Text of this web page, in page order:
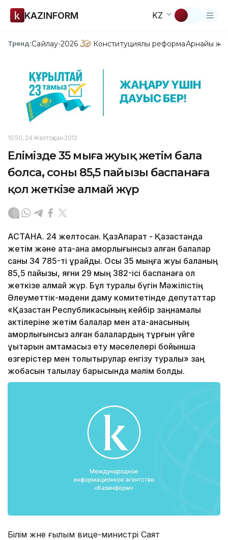
KAZINFORM KZ
Тренд:Сайлау-2026 Конституциялық реформаАрнайы
15:50, 24 Желтоқсан 2012
Елімізде 35 мыңға жуық жетім бала
болса, соның 85,5 пайызы баспанаға
қол жеткізе алмай жүр
АСТАНА. 24 желтоқсан. ҚазАқпарат - Қазақстанда
жетім және ата-ана қамқорлығынсыз қалған балалар
саны 34 785-ті құрайды. Осы 35 мыңға жуық баланың
85,5 пайызы, яғни 29 мың 382-ісі баспанаға қол
жеткізе алмай жүр. Бұл туралы бүгін Мәжілістің
Әлеуметтік-мәдени даму комитетінде депутаттар
«Қазақстан Республикасының кейбір заңнамалық
актілеріне жетім балалар мен ата-анасының
қамқорлығынсыз қалған балалардың тұрғын үйге
құқықтарын қамтамасыз ету мәселелері бойынша
өзгерістер мен толықтырулар енгізу туралы» заң
жобасын талқылау барысында мәлім болды.
Білім және ғылым вице-министрі Саят